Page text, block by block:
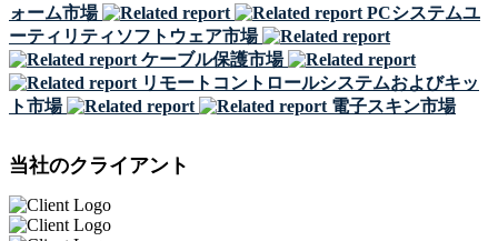
ォーム市場
PCシステムユ
ーティリティソフトウェア市場
ケーブル保護市場
リモートコントロールシステムおよびキッ
ト市場
電子スキン市場
当社のクライアント